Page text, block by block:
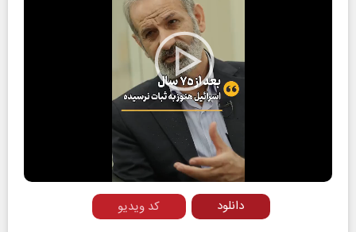
Play
Video
کد ویدیو دانلود